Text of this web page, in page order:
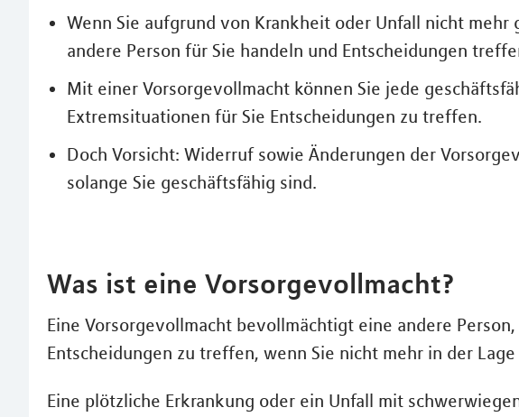
Wenn Sie aufgrund von Krankheit oder Unfall nicht mehr
andere Person für Sie handeln und Entscheidungen
Mit einer Vorsorgevollmacht können Sie jede
Extremsituationen für Sie Entscheidungen zu treffen.
Doch Vorsicht: Widerruf sowie Änderungen der
solange Sie geschäftsfähig sind.
Was ist eine Vorsorgevollmacht?
Eine Vorsorgevollmacht bevollmächtigt eine andere
Entscheidungen zu treffen, wenn Sie nicht mehr in der Lage
Eine plötzliche Erkrankung oder ein Unfall mit